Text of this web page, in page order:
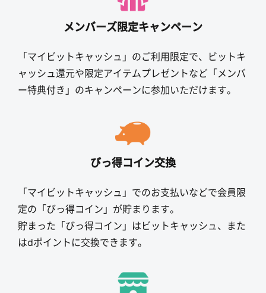
メンバーズ限定キャンペーン
「マイビットキャッシュ」のご利用限定で、ビットキ
ャッシュ還元や限定アイテムプレゼントなど「メンバ
ー特典付き」のキャンペーンに参加いただけます。
びっ得コイン交換
「マイビットキャッシュ」でのお支払いなどで会員限
定の「びっ得コイン」が貯まります。
貯まった「びっ得コイン」はビットキャッシュ、また
はdポイントに交換できます。